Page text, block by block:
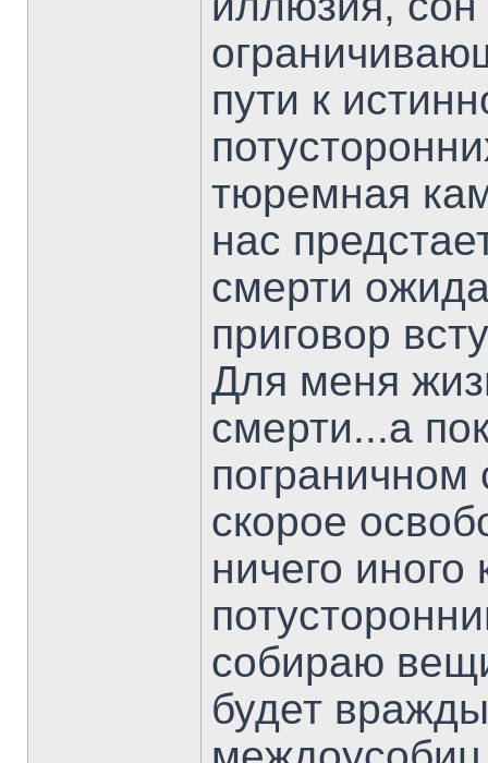
пути к
тюремная
нас
смерти
приговор
Для меня
смерти...а
пограничном
скорое
ничего иного
собираю
будет